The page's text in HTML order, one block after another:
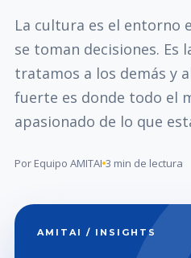
La cultura es el entorno
se toman decisiones. Es
tratamos a los demás y
fuerte es donde todo el
apasionado de lo que
Por Equipo AMITAI 3 min de lectura
AMITAI / INSIGHTS